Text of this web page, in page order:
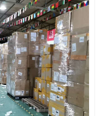
伊朗快递
深圳国际快递公司
深圳国际快递电话
深圳国际快递